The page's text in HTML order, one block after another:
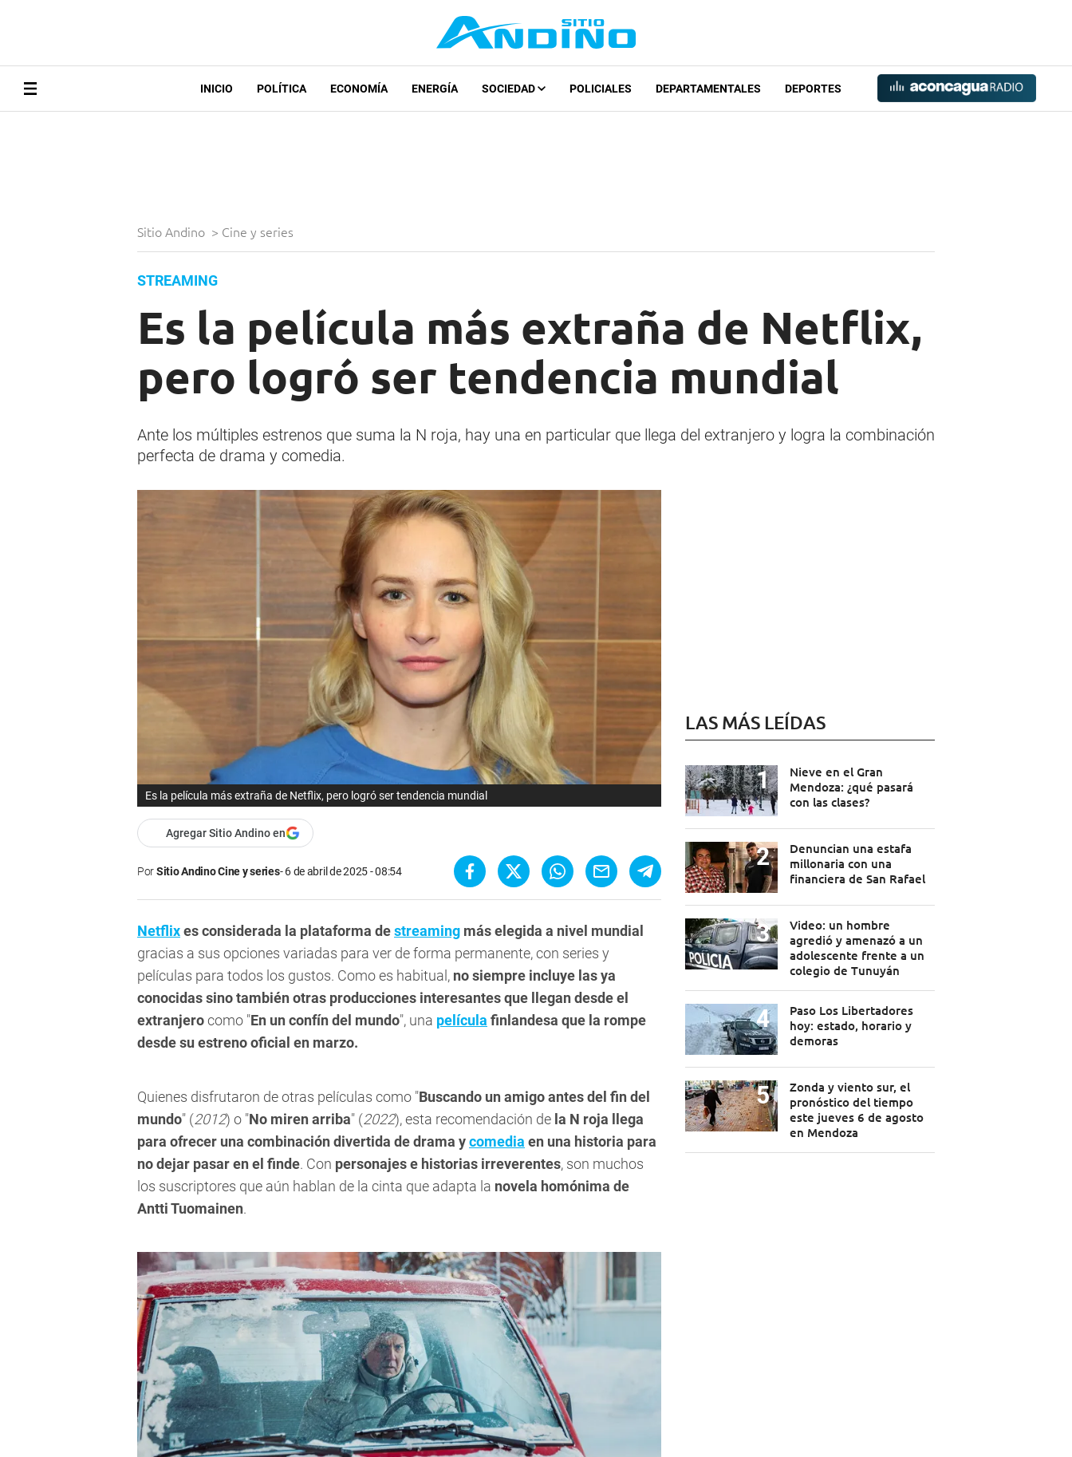
INICIO POLÍTICA ECONOMÍA ENERGÍA SOCIEDAD POLICIALES DEPARTAMENTALES DEPORTES
Sitio Andino > Cine y series
STREAMING
Es la película más extraña de Netflix,
pero logró ser tendencia mundial
Ante los múltiples estrenos que suma la N roja, hay una en particular que llega del extranjero y logra la combinación
perfecta de drama y comedia.
Es la película más extraña de Netflix, pero logró ser tendencia mundial
Agregar Sitio Andino en
PorSitio Andino Cine y series 6 de abril de 2025 - 08:54
Netflixes considerada la plataforma destreaming más elegida a nivel mundial
gracias a sus opciones variadas para ver de forma permanente, con series y
películas para todos los gustos. Como es habitual, no siempre incluye las ya
conocidas sino también otras producciones interesantes que llegan desde el
extranjerocomo "En un confín del mundo", una película finlandesa que la rompe
desde su estreno oficial en marzo.
Quienes disfrutaron de otras películas como "Buscando un amigo antes del fin del
mundo" (2012) o "No miren arriba" (2022), esta recomendación de la N roja llega
para ofrecer una combinación divertida de drama ycomedia en una historia para
no dejar pasar en el finde. Con personajes e historias irreverentes, son muchos
los suscriptores que aún hablan de la cinta que adapta la novela homónima de
Antti Tuomainen.
LAS MÁS LEÍDAS
Nieve en el Gran
Mendoza: ¿qué pasará
con las clases?
Denuncian una estafa
millonaria con una
financiera de San Rafael
Video: un hombre
agredió y amenazó a un
adolescente frente a un
colegio de Tunuyán
Paso Los Libertadores
hoy: estado, horario y
demoras
Zonda y viento sur, el
pronóstico del tiempo
este jueves 6 de agosto
en Mendoza